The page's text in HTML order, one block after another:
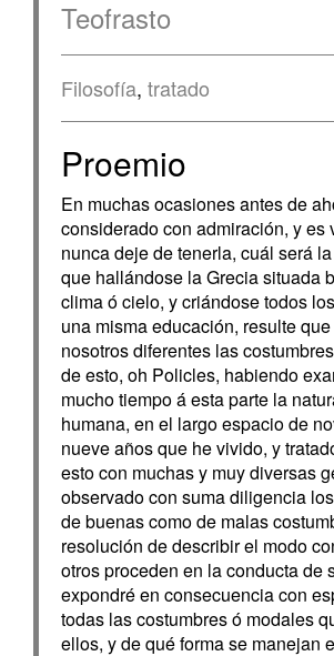
Teofrasto
Filosofía, tratado
Proemio
En muchas ocasiones antes de
considerado con admiración, y es
nunca deje de tenerla, cuál será
que hallándose la Grecia situada
clima ó cielo, y criándose todos
una misma educación, resulte
nosotros diferentes las
de esto, oh Policles, habiendo
mucho tiempo á esta parte la
humana, en el largo espacio de
nueve años que he vivido, y
esto con muchas y muy diversas
observado con suma diligencia
de buenas como de malas
resolución de describir el modo
otros proceden en la conducta de
expondré en consecuencia con
todas las costumbres ó modales
ellos, y de qué forma se manejan